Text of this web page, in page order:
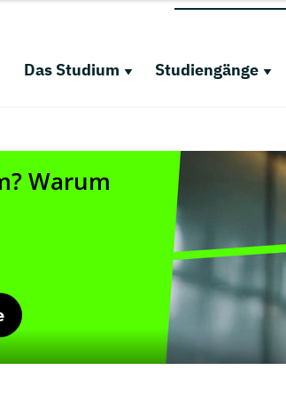
Das Studium Studiengänge